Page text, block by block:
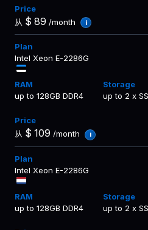
从 $ 89 /month i
Intel Xeon E-2286G
up to 128GB DDR4 up to 2 x
从 $ 109 /month i
Intel Xeon E-2286G
up to 128GB DDR4 up to 2 x